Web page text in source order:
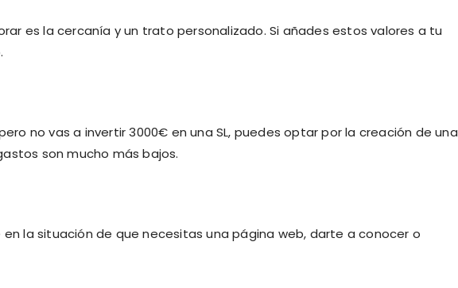
es la cercanía y un trato personalizado. Si añades estos valores a tu
no vas a invertir 3000€ en una SL, puedes optar por la creación de una
son mucho más bajos.
la situación de que necesitas una página web, darte a conocer o